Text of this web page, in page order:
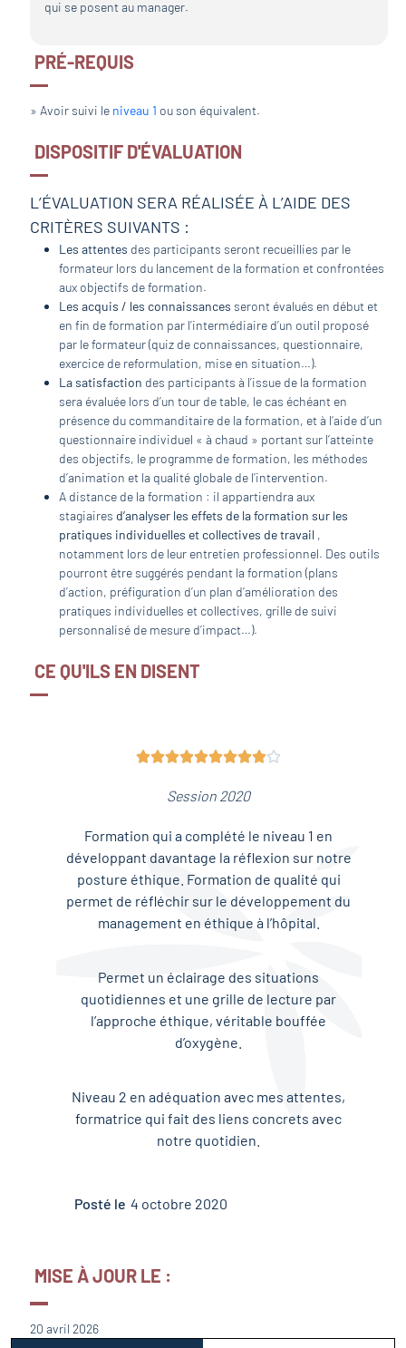
qui se posent au manager.
PRÉ-REQUIS
» Avoir suivi le niveau 1 ou son équivalent.
DISPOSITIF D'ÉVALUATION
L’ÉVALUATION SERA RÉALISÉE À L’AIDE DES
CRITÈRES SUIVANTS :
Les attentes des participants seront recueillies par le
formateur lors du lancement de la formation et confrontées
aux objectifs de formation.
Les acquis / les connaissances seront évalués en début et
en fin de formation par l’intermédiaire d’un outil proposé
par le formateur (quiz de connaissances, questionnaire,
exercice de reformulation, mise en situation…).
La satisfaction des participants à l’issue de la formation
sera évaluée lors d’un tour de table, le cas échéant en
présence du commanditaire de la formation, et à l’aide d’un
questionnaire individuel « à chaud » portant sur l’atteinte
des objectifs, le programme de formation, les méthodes
d’animation et la qualité globale de l’intervention.
A distance de la formation : il appartiendra aux
stagiaires d’analyser les effets de la formation sur les
pratiques individuelles et collectives de travail ,
notamment lors de leur entretien professionnel. Des outils
pourront être suggérés pendant la formation (plans
d’action, préfiguration d’un plan d’amélioration des
pratiques individuelles et collectives, grille de suivi
personnalisé de mesure d’impact…).
CE QU'ILS EN DISENT

Session 2020
Formation qui a complété le niveau 1 en
développant davantage la réflexion sur notre
posture éthique. Formation de qualité qui
permet de réfléchir sur le développement du
management en éthique à l’hôpital.
Permet un éclairage des situations
quotidiennes et une grille de lecture par
l’approche éthique, véritable bouffée
d’oxygène.
Niveau 2 en adéquation avec mes attentes,
formatrice qui fait des liens concrets avec
notre quotidien.
Posté le 4 octobre 2020
MISE À JOUR LE :
20 avril 2026